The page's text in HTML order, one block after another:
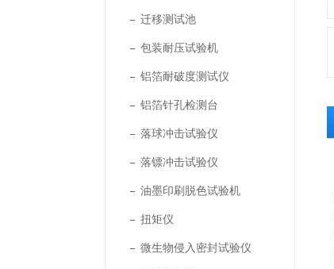
迁移测试池
包装耐压试验机
铝箔耐破度测试仪
铝箔针孔检测台
落球冲击试验仪
落镖冲击试验仪
油墨印刷脱色试验机
扭矩仪
微生物侵入密封试验仪